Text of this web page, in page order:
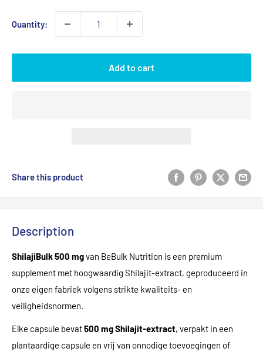
Quantity:
Add to cart
Share this product
Description
ShilajiBulk 500 mgvan BeBulk Nutrition is een premium
supplement met hoogwaardig Shilajit-extract, geproduceerd in
onze eigen fabriek volgens strikte kwaliteits- en
veiligheidsnormen.
Elke capsule bevat500 mg Shilajit-extract, verpakt in een
plantaardige capsule en vrij van onnodige toevoegingen of